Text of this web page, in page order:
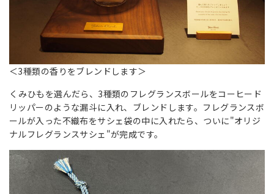
＜3種類の香りをブレンドします＞
くみひもを選んだら、3種類のフレグランスボールをコーヒード
リッパーのような漏斗に入れ、ブレンドします。フレグランスボ
ールが入った不織布をサシェ袋の中に入れたら、ついに"オリジ
ナルフレグランスサシェ"が完成です。